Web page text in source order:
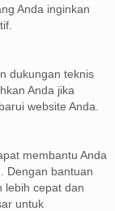
Anda inginkan
dukungan teknis
Anda jika
website Anda.
membantu Anda
Dengan bantuan
lebih cepat dan
untuk